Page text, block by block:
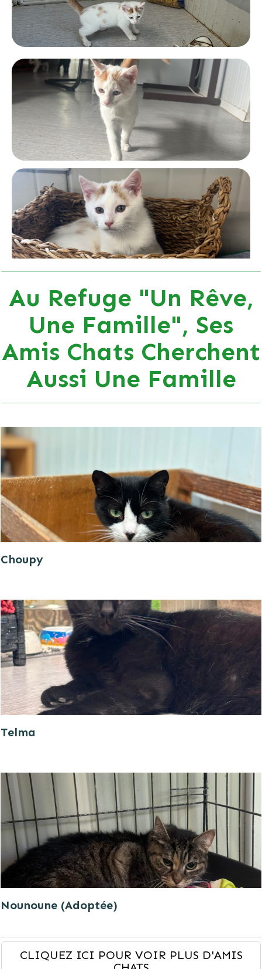
Au Refuge "Un Rêve,
Une Famille", Ses
Amis Chats Cherchent
Aussi Une Famille
Choupy
Telma
Nounoune (Adoptée)
CLIQUEZ ICI POUR VOIR PLUS D'AMIS